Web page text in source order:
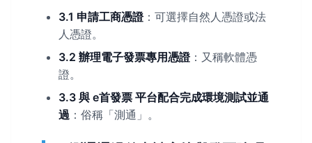
3.1 申請工商憑證：可選擇自然人憑證或法
人憑證。
3.2 辦理電子發票專用憑證：又稱軟體憑
證。
3.3 與 e首發票 平台配合完成環境測試並通
過 ：俗稱「測通」。